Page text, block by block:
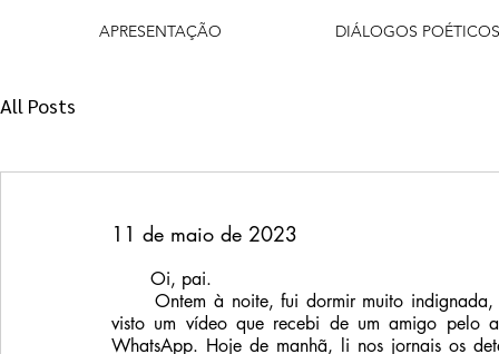
APRESENTAÇÃO DIÁLOGOS
All Posts
11 de maio de 2023
       Oi, pai.
Ontem à noite, fui dormir muito indignada,
visto um vídeo que recebi de um amigo pelo
WhatsApp. Hoje de manhã, li nos jornais os